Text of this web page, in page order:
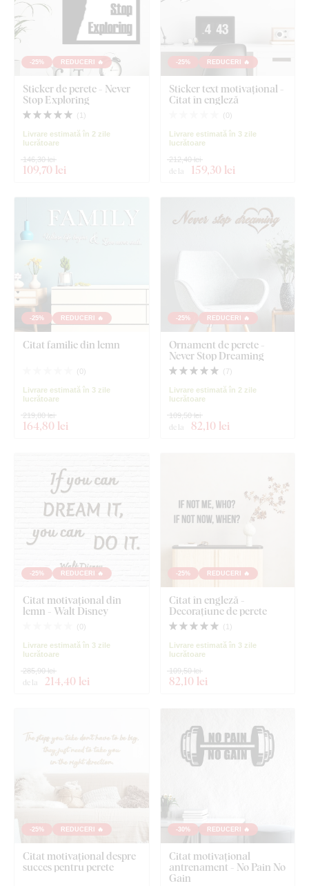
-25% REDUCERI 🔥
Sticker de perete - Never
Stop Exploring
( 1 )
Livrare estimată în 2 zile
lucrătoare
109,70 lei
146,30 lei
-25% REDUCERI 🔥
Sticker text motivațional -
Citat în engleză
( 0)
Livrare estimată în 3 zile
lucrătoare
de la 159,30 lei
212,40 lei
-25% REDUCERI 🔥
Citat familie din lemn
( 0)
Livrare estimată în 3 zile
lucrătoare
164,80 lei
219,80 lei
-25% REDUCERI 🔥
Ornament de perete -
Never Stop Dreaming
( 7)
Livrare estimată în 2 zile
lucrătoare
de la 82,10 lei
109,50 lei
-25% REDUCERI 🔥
Citat motivațional din
lemn - Walt Disney
( 0)
Livrare estimată în 3 zile
lucrătoare
de la 214,40 lei
285,90 lei
-25% REDUCERI 🔥
Citat în engleză -
Decorațiune de perete
( 1 )
Livrare estimată în 3 zile
lucrătoare
82,10 lei
109,50 lei
-25% REDUCERI 🔥
Citat motivațional despre
succes pentru perete
-30% REDUCERI 🔥
Citat motivațional
antrenament - No Pain No
Gain